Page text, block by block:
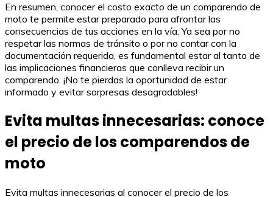
En resumen, conocer el costo exacto de un comparendo de
moto te permite estar preparado para afrontar las
consecuencias de tus acciones en la vía. Ya sea por no
respetar las normas de tránsito o por no contar con la
documentación requerida, es fundamental estar al tanto de
las implicaciones financieras que conlleva recibir un
comparendo. ¡No te pierdas la oportunidad de estar
informado y evitar sorpresas desagradables!
Evita multas innecesarias: conoce
el precio de los comparendos de
moto
Evita multas innecesarias al conocer el precio de los